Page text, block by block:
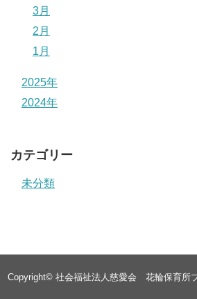
3月
2月
1月
2025年
2024年
カテゴリー
未分類
Copyright© 社会福祉法人慈愛会 花輪保育所